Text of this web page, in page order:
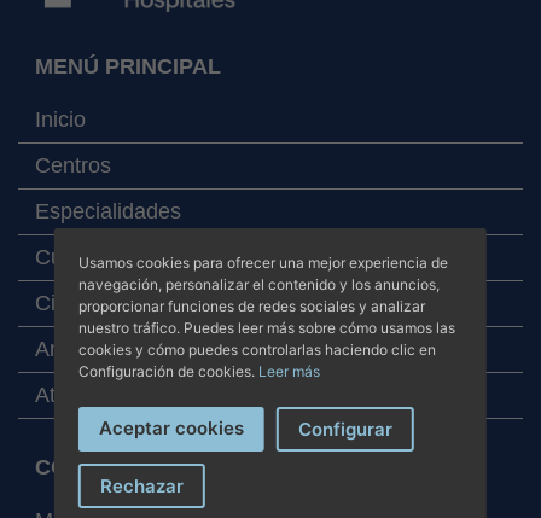
MENÚ PRINCIPAL
Inicio
Centros
Especialidades
Cuadro médico
Cita online
Analítica online
Atención al paciente
CORPORATIVO
Usamos cookies para ofrecer una mejor experiencia de
navegación, personalizar el contenido y los anuncios,
proporcionar funciones de redes sociales y analizar
nuestro tráfico. Puedes leer más sobre cómo usamos las
cookies y cómo puedes controlarlas haciendo clic en
Configuración de cookies. Leer más
Aceptar cookies Configurar
Rechazar